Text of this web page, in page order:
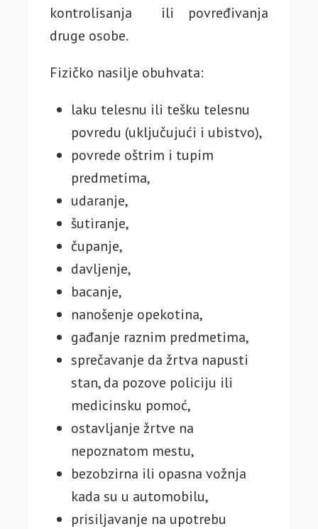
kontrolisanja ili povređivanja
druge osobe.
Fizičko nasilje obuhvata:
laku telesnu ili tešku telesnu
povredu (uključujući i ubistvo),
povrede oštrim i tupim
predmetima,
udaranje,
šutiranje,
čupanje,
davljenje,
bacanje,
nanošenje opekotina,
gađanje raznim predmetima,
sprečavanje da žrtva napusti
stan, da pozove policiju ili
medicinsku pomoć,
ostavljanje žrtve na
nepoznatom mestu,
bezobzirna ili opasna vožnja
kada su u automobilu,
prisiljavanje na upotrebu